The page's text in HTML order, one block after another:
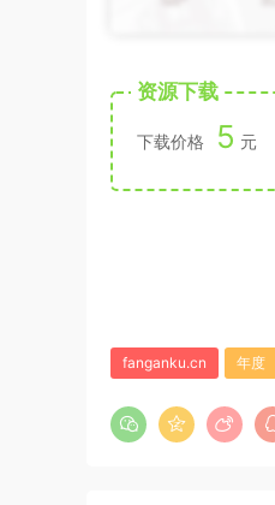
资源下载
下载价格 5 元
fanganku.cn 年度